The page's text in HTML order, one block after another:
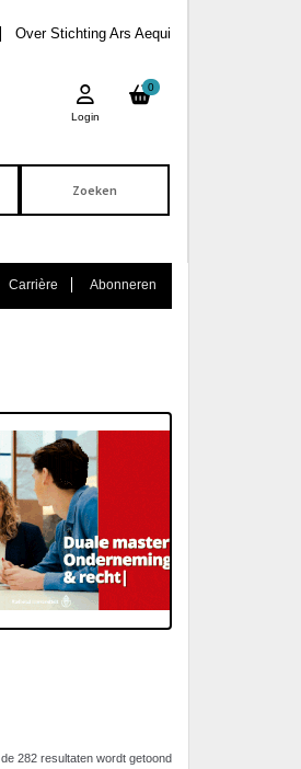
Over Stichting Ars Aequi
0
Login
Carrière Abonneren
282 resultaten wordt getoond